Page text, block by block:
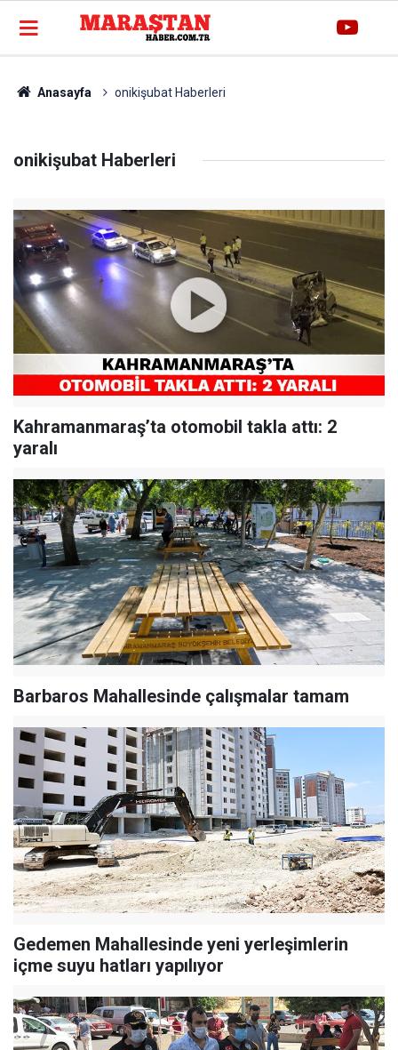
Anasayfa onikişubat Haberleri
onikişubat Haberleri
Kahramanmaraş’ta otomobil takla attı: 2
yaralı
Barbaros Mahallesinde çalışmalar tamam
Gedemen Mahallesinde yeni yerleşimlerin
içme suyu hatları yapılıyor